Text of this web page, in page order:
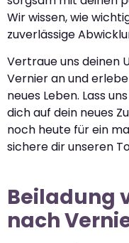
Wir wissen, wie
zuverlässige
Vertraue uns deinen
Vernier an und
neues Leben. Lass
dich auf dein neues
noch heute für ein
sichere dir unseren
Beiladung
nach